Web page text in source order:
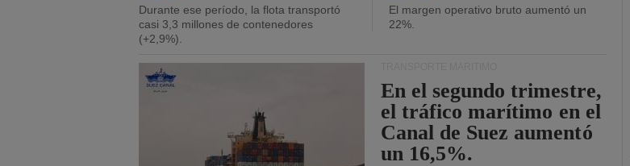
Durante ese período, la flota transportó
casi 3,3 millones de contenedores
(+2,9%).
El margen operativo bruto aumentó un
22%.
En el segundo trimestre,
el tráfico marítimo en el
Canal de Suez aumentó
un 16,5%.